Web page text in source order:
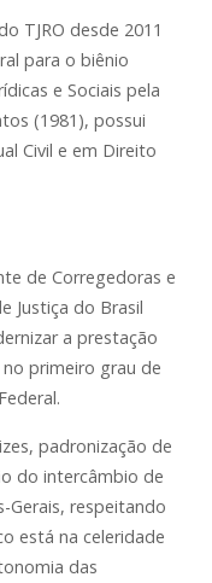
TJRO desde 2011
para o biênio
e Sociais pela
(1981), possui
Civil e em Direito
de Corregedoras e
Justiça do Brasil
a prestação
primeiro grau de
padronização de
do intercâmbio de
Gerais, respeitando
está na celeridade
das